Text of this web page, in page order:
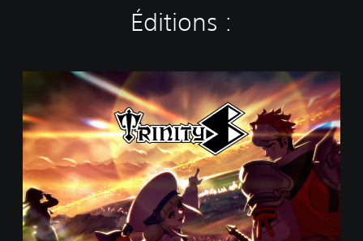
Éditions :
S
a
n
d
r
d
E
d
i